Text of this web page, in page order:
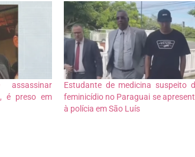
é preso em
Estudante de medicina suspeito
feminicídio no Paraguai se
à polícia em São Luís